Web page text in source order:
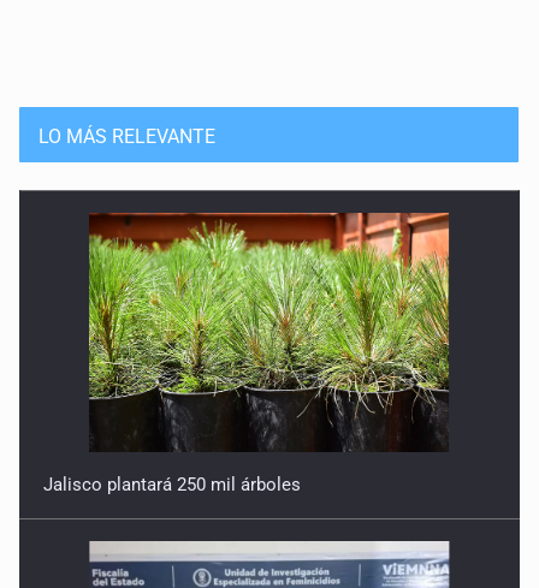
LO MÁS RELEVANTE
Jalisco plantará 250 mil árboles